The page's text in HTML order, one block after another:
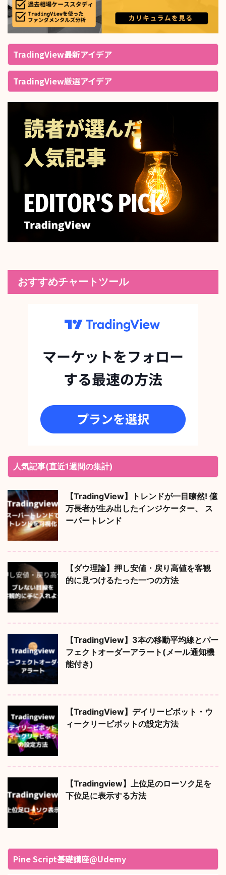
TradingView最新アイデア
TradingView厳選アイデア
おすすめチャートツール
人気記事(直近1週間の集計)
【TradingView】トレンドが一目瞭然! 億
万長者が生み出したインジケーター、 ス
ーパートレンド
【ダウ理論】押し安値・戻り高値を客観
的に見つけるたった一つの方法
【TradingView】3本の移動平均線とパー
フェクトオーダーアラート(メール通知機
能付き)
【TradingView】デイリーピボット・ウ
ィークリーピボットの設定方法
【Tradingview】上位足のローソク足を
下位足に表示する方法
Pine Script基礎講座@Udemy